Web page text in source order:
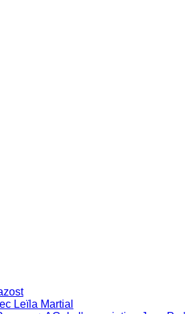
Leïla Martial